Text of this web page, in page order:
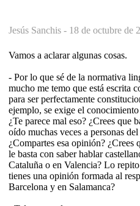
Jesús Sanchis - 18 de octubre de
Vamos a aclarar algunas cosas.
- Por lo que sé de la normativa
mucho me temo que está
para ser perfectamente
ejemplo, se exige el
¿Te parece mal eso? ¿Crees que
oído muchas veces a personas
¿Compartes esa opinión? ¿Crees
le basta con saber hablar
Cataluña o en Valencia? Lo
tienes una opinión formada al
Barcelona y en Salamanca?